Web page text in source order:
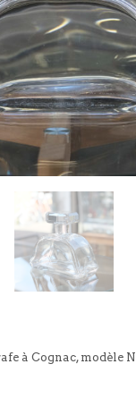
à Cognac, modèle